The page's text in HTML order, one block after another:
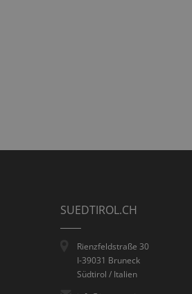
SUEDTIROL.CH
Rienzfeldstraße 30
I-39031 Bruneck
Südtirol / Italien